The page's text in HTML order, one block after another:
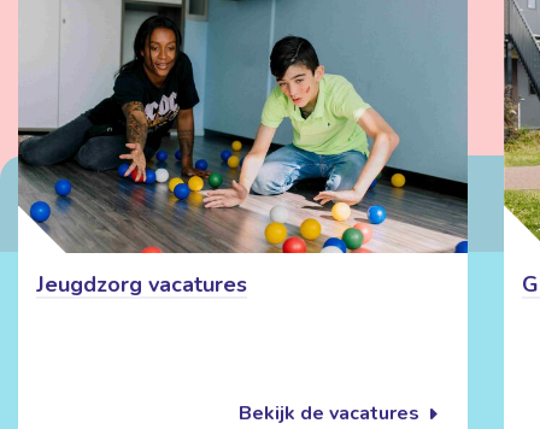
Jeugdzorg vacatures
Bekijk de vacatures